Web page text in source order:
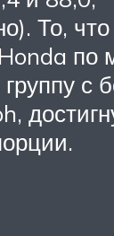
То,
по
с